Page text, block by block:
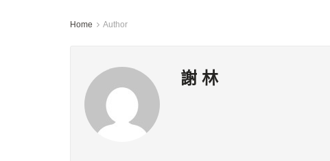
Home Author
謝 林